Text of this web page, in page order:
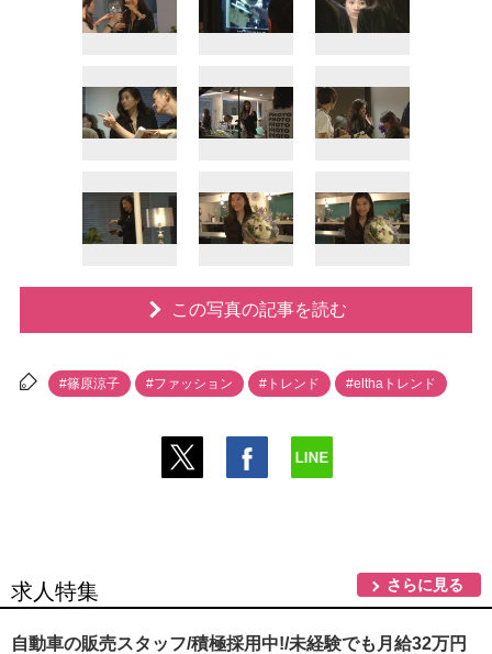
この写真の記事を読む
#篠原涼子 #ファッション #トレンド #elthaトレンド
求人特集 さらに見る
自動車の販売スタッフ/積極採用中!/未経験でも月給32万円